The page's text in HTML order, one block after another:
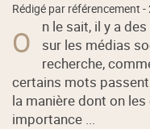
Rédigé par référencement -
O n le sait, il y a des
sur les médias
recherche,
certains mots
la manière dont on
importance ...